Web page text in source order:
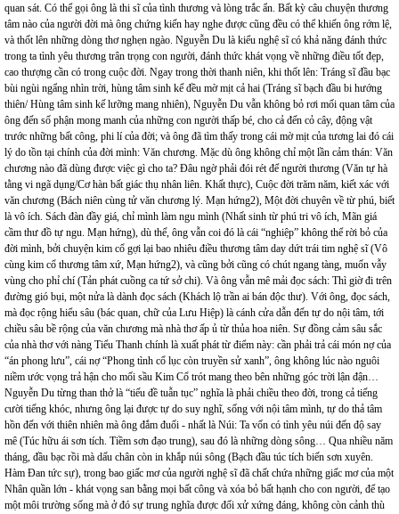
quan sát. Có thể gọi ông là thi sĩ của tình thương và lòng trắc ẩn. Bất kỳ câu chuyện thương
tâm nào của người đời mà ông chứng kiến hay nghe được cũng đều có thể khiến ông rớm lệ,
và thốt lên những dòng thơ nghẹn ngào. Nguyễn Du là kiểu nghệ sĩ có khả năng đánh thức
trong ta tình yêu thương trân trọng con người, đánh thức khát vọng về những điều tốt đẹp,
cao thượng cần có trong cuộc đời. Ngay trong thời thanh niên, khi thốt lên: Tráng sĩ đầu bạc
bùi ngùi ngẩng nhìn trời, hùng tâm sinh kế đều mờ mịt cả hai (Tráng sĩ bạch đầu bi hướng
thiên/ Hùng tâm sinh kế lưỡng mang nhiên), Nguyễn Du vẫn không bỏ rơi mối quan tâm của
ông đến số phận mong manh của những con người thấp bé, cho cả đến cỏ cây, động vật
trước những bất công, phi lí của đời; và ông đã tìm thấy trong cái mờ mịt của tương lai đó cái
lý do tồn tại chính của đời mình: Văn chương. Mặc dù ông không chỉ một lần cảm thán: Văn
chương nào đã dùng được việc gì cho ta? Đâu ngờ phải đói rét để người thương (Văn tự hà
tằng vi ngã dụng/Cơ hàn bất giác thụ nhân liên. Khất thực), Cuộc đời trăm năm, kiết xác với
văn chương (Bách niên cùng tử văn chương lý. Mạn hứng2), Một đời chuyên về từ phú, biết
là vô ích. Sách đàn đầy giá, chỉ mình làm ngu mình (Nhất sinh từ phú tri vô ích, Mãn giá
cầm thư đồ tự ngu. Mạn hứng), dù thế, ông vẫn coi đó là cái “nghiệp” không thể rời bỏ của
đời mình, bởi chuyện kim cổ gợi lại bao nhiêu điều thương tâm day dứt trái tim nghệ sĩ (Vô
cùng kim cổ thương tâm xứ, Mạn hứng2), và cũng bởi cũng có chút ngang tàng, muốn vẫy
vùng cho phỉ chí (Tản phát cuồng ca tứ sở chi). Và ông vẫn mê mải đọc sách: Thì giờ đi trên
đường gió bụi, một nửa là dành đọc sách (Khách lộ trần ai bán độc thư). Với ông, đọc sách,
mà đọc rộng hiểu sâu (bác quan, chữ của Lưu Hiệp) là cánh cửa dẫn đến tự do nội tâm, tới
chiều sâu bề rộng của văn chương mà nhà thơ ấp ủ từ thủa hoa niên. Sự đồng cảm sâu sắc
của nhà thơ với nàng Tiểu Thanh chính là xuất phát từ điểm này: cần phải trả cái món nợ của
“án phong lưu”, cái nợ “Phong tình cổ lục còn truyền sử xanh”, ông không lúc nào nguôi
niềm ước vọng trả hận cho mối sầu Kim Cổ trót mang theo bên những góc trời lận đận…
Nguyễn Du từng than thở là “tiếu đề tuẫn tục” nghĩa là phải chiều theo đời, trong cả tiếng
cười tiếng khóc, nhưng ông lại được tự do suy nghĩ, sống với nội tâm mình, tự do thả tâm
hồn đến với thiên nhiên mà ông đắm đuối - nhất là Núi: Ta vốn có tình yêu núi đến độ say
mê (Túc hữu ái sơn tích. Tiềm sơn đạo trung), sau đó là những dòng sông… Qua nhiều năm
tháng, đầu bạc rồi mà dấu chân còn in khắp núi sông (Bạch đầu túc tích biến sơn xuyên.
Hàm Đan tức sự), trong bao giấc mơ của người nghệ sĩ đã chất chứa những giấc mơ của một
Nhân quần lớn - khát vọng san bằng mọi bất công và xóa bỏ bất hạnh cho con người, để tạo
một môi trường sống mà ở đó sự trung nghĩa được đối xử xứng đáng, không còn cảnh thù